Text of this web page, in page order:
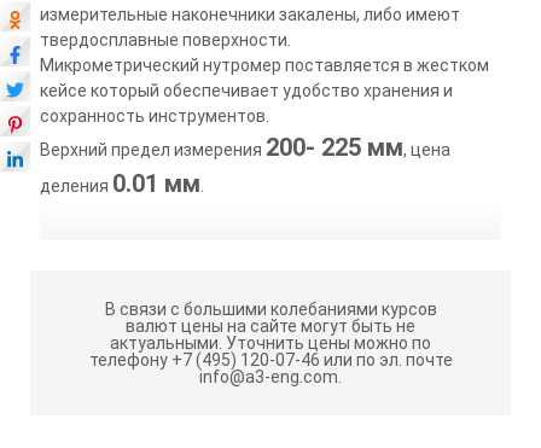
измерительные наконечники закалены, либо имеют
твердосплавные поверхности.
Микрометрический нутромер поставляется в жестком
кейсе который обеспечивает удобство хранения и
сохранность инструментов.
Верхний предел измерения 200- 225 мм, цена
деления 0.01 мм
В связи с большими колебаниями курсов
валют цены на сайте могут быть не
актуальными. Уточнить цены можно по
телефону +7 (495) 120-07-46 или по эл. почте
info@a3-eng.com.